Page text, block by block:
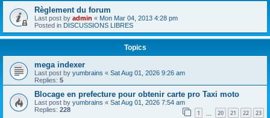
Règlement du forum
Last post by admin « Mon Mar 04, 2013 4:28 pm
Posted in DISCUSSIONS LIBRES
Topics
mega indexer
Last post by yumbrains « Sat Aug 01, 2026 9:26 am
Replies: 5
Blocage en prefecture pour obtenir carte pro Taxi moto
Last post by yumbrains « Sat Aug 01, 2026 7:54 am
Replies: 228 1 20 21 22 23